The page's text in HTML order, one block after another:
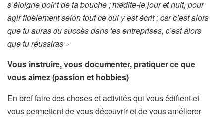
s’éloigne point de ta bouche ; médite-le jour et nuit, pour
agir fidèlement selon tout ce qui y est écrit ; car c’est alors
que tu auras du succès dans tes entreprises, c’est alors
que tu réussiras »
Vous instruire, vous documenter, pratiquer ce que
vous aimez (passion et hobbies)
En bref faire des choses et activités qui vous édifient et
vous permettent de vous découvrir et de vous améliorer